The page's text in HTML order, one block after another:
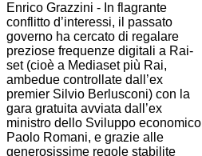
Enrico Grazzini - In flagrante
conflitto d’interessi, il passato
governo ha cercato di regalare
preziose frequenze digitali a Rai-
set (cioè a Mediaset più Rai,
ambedue controllate dall’ex
premier Silvio Berlusconi) con la
gara gratuita avviata dall’ex
ministro dello Sviluppo economico
Paolo Romani, e grazie alle
generosissime regole stabilite